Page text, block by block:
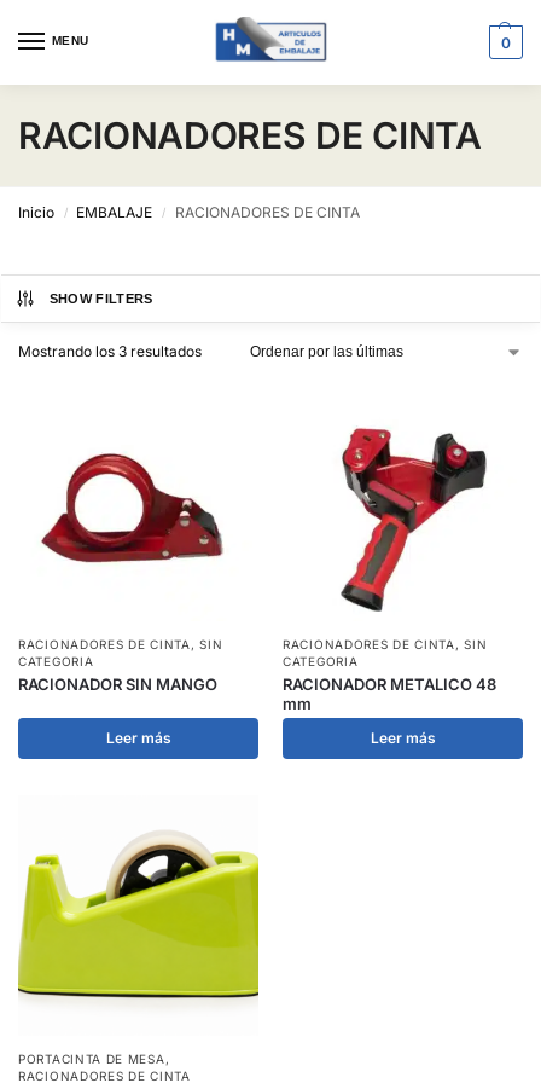
MENU 0
RACIONADORES DE CINTA
Inicio / EMBALAJE / RACIONADORES DE CINTA
SHOW FILTERS
Mostrando los 3 resultados
RACIONADORES DE CINTA ,SIN
CATEGORIA
RACIONADOR SIN MANGO
Leer más
RACIONADORES DE CINTA ,SIN
CATEGORIA
RACIONADOR METALICO 48
mm
Leer más
PORTACINTA DE MESA ,
RACIONADORES DE CINTA